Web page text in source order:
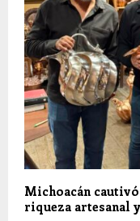
Michoacán
riqueza artesanal